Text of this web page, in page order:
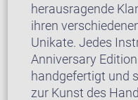
herausragende
ihren
Unikate. Jedes
Anniversary
handgefertigt und
zur Kunst des